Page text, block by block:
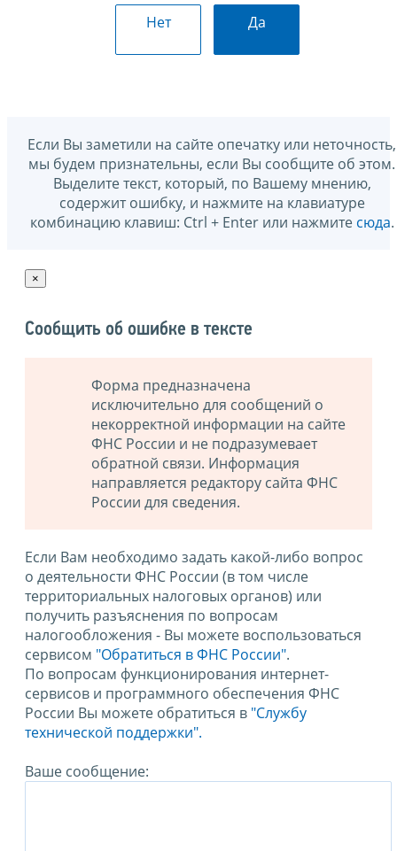
Нет Да
Если Вы заметили на сайте опечатку или неточность,
мы будем признательны, если Вы сообщите об этом.
Выделите текст, который, по Вашему мнению,
содержит ошибку, и нажмите на клавиатуре
комбинацию клавиш: Ctrl + Enter или нажмите сюда.
×
Сообщить об ошибке в тексте
Форма предназначена
исключительно для сообщений о
некорректной информации на сайте
ФНС России и не подразумевает
обратной связи. Информация
направляется редактору сайта ФНС
России для сведения.
Если Вам необходимо задать какой-либо вопрос
о деятельности ФНС России (в том числе
территориальных налоговых органов) или
получить разъяснения по вопросам
налогообложения - Вы можете воспользоваться
сервисом "Обратиться в ФНС России".
По вопросам функционирования интернет-
сервисов и программного обеспечения ФНС
России Вы можете обратиться в "Службу
технической поддержки".
Ваше сообщение: